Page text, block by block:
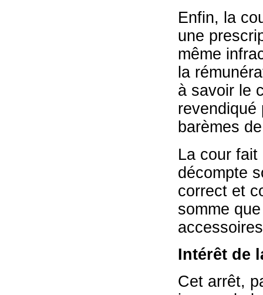
Enfin, la
une
même
la
à savoir le
revendiqué
barèmes
La cour
décompte
correct et
somme
Intérêt de
Cet arrêt,